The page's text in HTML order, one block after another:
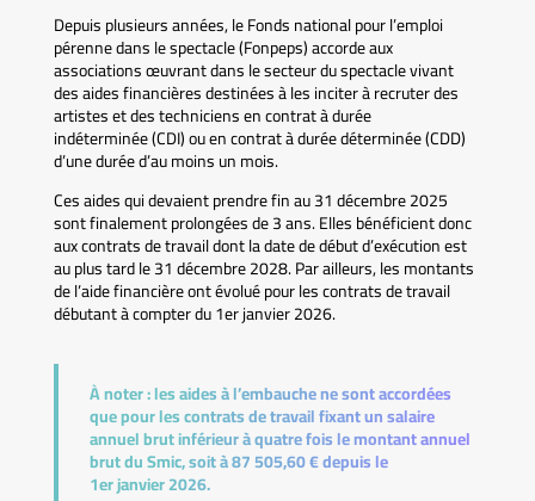
Depuis plusieurs années, le Fonds national pour l’emploi
pérenne dans le spectacle (Fonpeps) accorde aux
associations œuvrant dans le secteur du spectacle vivant
des aides financières destinées à les inciter à recruter des
artistes et des techniciens en contrat à durée
indéterminée (CDI) ou en contrat à durée déterminée (CDD)
d’une durée d’au moins un mois.
Ces aides qui devaient prendre fin au 31 décembre 2025
sont finalement prolongées de 3 ans. Elles bénéficient donc
aux contrats de travail dont la date de début d’exécution est
au plus tard le 31 décembre 2028. Par ailleurs, les montants
de l’aide financière ont évolué pour les contrats de travail
débutant à compter du 1er janvier 2026.
À noter :les aides à l’embauche ne sont accordées
que pour les contrats de travail fixant un salaire
annuel brut inférieur à quatre fois le montant annuel
brut du Smic, soit à 87 505,60 € depuis le
1er janvier 2026.